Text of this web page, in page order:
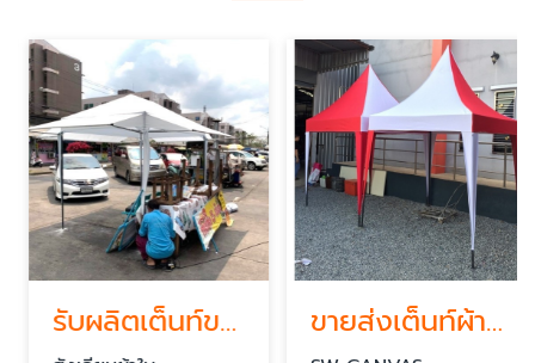
รับผลิตเต็นท์ขายของ พร้อมกันสาด ขายส่งเต็นท์ผ้าใบทรงฟูจิกทม